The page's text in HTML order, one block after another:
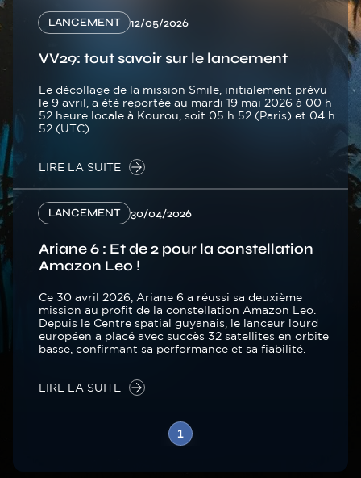
LANCEMENT 12/05/2026
VV29: tout savoir sur le lancement
Le décollage de la mission Smile, initialement prévu
le 9 avril, a été reportée au mardi 19 mai 2026 à 00 h
52 heure locale à Kourou, soit 05 h 52 (Paris) et 04 h
52 (UTC).
LIRE LA SUITE
LANCEMENT 30/04/2026
Ariane 6 : Et de 2 pour la constellation
Amazon Leo !
Ce 30 avril 2026, Ariane 6 a réussi sa deuxième
mission au profit de la constellation Amazon Leo.
Depuis le Centre spatial guyanais, le lanceur lourd
européen a placé avec succès 32 satellites en orbite
basse, confirmant sa performance et sa fiabilité.
LIRE LA SUITE
Pagination
1